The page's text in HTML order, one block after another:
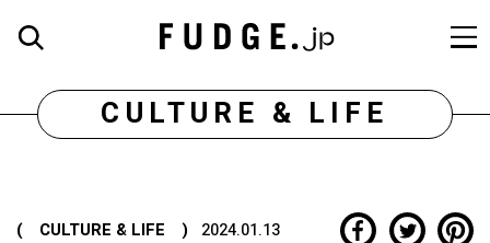
CULTURE & LIFE
( CULTURE & LIFE ) 2024.01.13